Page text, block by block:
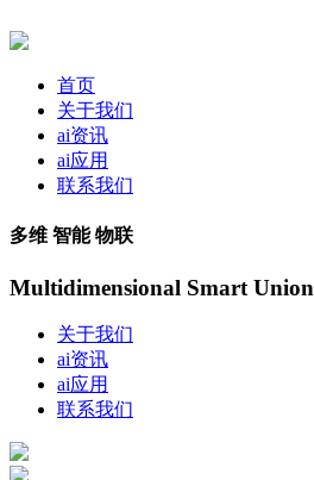
首页
关于我们
ai资讯
ai应用
联系我们
多维 智能 物联
Multidimensional Smart Union
关于我们
ai资讯
ai应用
联系我们